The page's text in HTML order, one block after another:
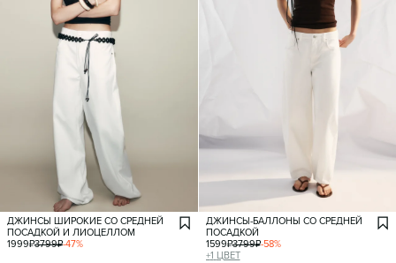
ДЖИНСЫ ШИРОКИЕ СО СРЕДНЕЙ
ПОСАДКОЙ И ЛИОЦЕЛЛОМ
1999₽3799₽-47%
ДЖИНСЫ-БАЛЛОНЫ СО СРЕДНЕЙ
ПОСАДКОЙ
1599₽3799₽-58%
+1 ЦВЕТ